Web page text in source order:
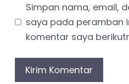
Simpan nama, email,
saya pada peramban
komentar saya